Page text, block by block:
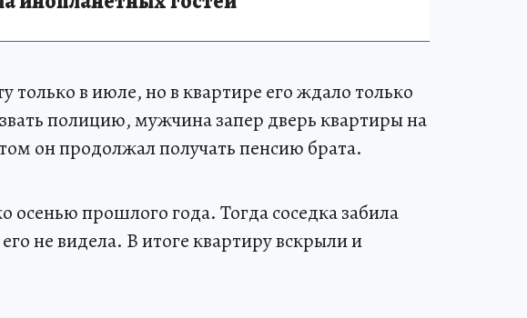
только в июле, но в квартире его ждало только
полицию, мужчина запер дверь квартиры на
он продолжал получать пенсию брата.
осенью прошлого года. Тогда соседка забила
не видела. В итоге квартиру вскрыли и